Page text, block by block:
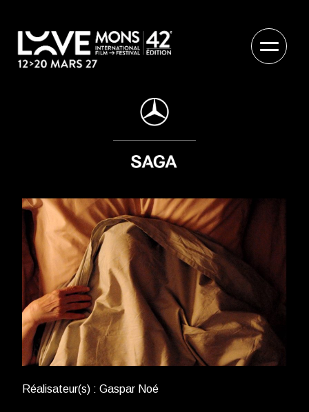
Réalisateur(s) : Gaspar Noé